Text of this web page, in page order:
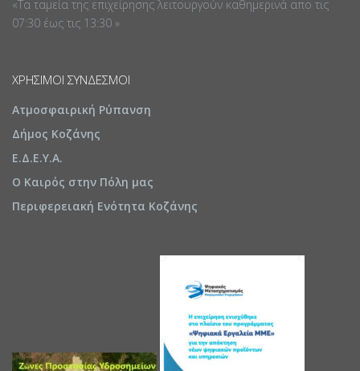
«Τα ταμεία της επιχείρησης λειτουργούν καθημερινά απο τις
07:30 έως τις 13:30 »
ΧΡΉΣΙΜΟΙ ΣΎΝΔΕΣΜΟΙ
Ατμοσφαιρική Ρύπανση
Δήμος Κοζάνης
Ε.Δ.Ε.Υ.Α.
Ο Καιρός στην Πόλη μας
Περιφερειακή Ενότητα Κοζάνης